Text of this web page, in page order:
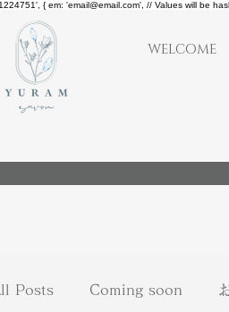
{ em: 'email@email.com', // Values will be
WELCOME
Posts Coming soon